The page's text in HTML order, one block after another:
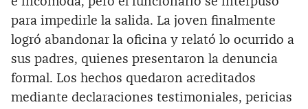
para impedirle la salida. La joven finalmente
logró abandonar la oficina y relató lo ocurrido a
sus padres, quienes presentaron la denuncia
formal. Los hechos quedaron acreditados
mediante declaraciones testimoniales, pericias